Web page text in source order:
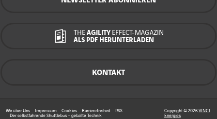
THE AGILITY EFFECT-MAGAZIN
ALS PDF HERUNTERLADEN
KONTAKT
Wir über Uns Impressum Cookies Barrierefreiheit
RSS
Der selbstfahrende Shuttlebus – geballte Technik
Copyright © 2026 VINCI
Energies